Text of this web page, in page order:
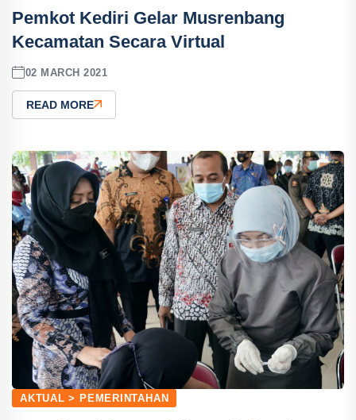
Pemkot Kediri Gelar Musrenbang
Kecamatan Secara Virtual
02 MARCH 2021
READ MORE
AKTUAL > PEMERINTAHAN